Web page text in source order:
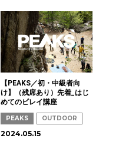
【PEAKS／初・中級者向
け】（残席あり）先着_はじ
めてのビレイ講座
PEAKS OUTDOOR
2024.05.15